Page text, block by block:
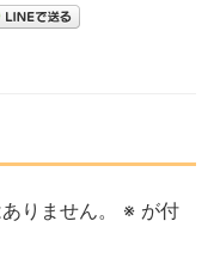
りません。 ※ が付